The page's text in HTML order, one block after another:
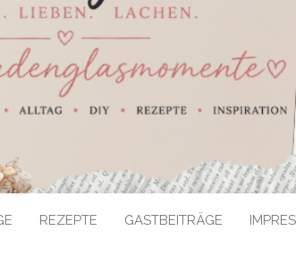
REZEPTE GASTBEITRÄGE